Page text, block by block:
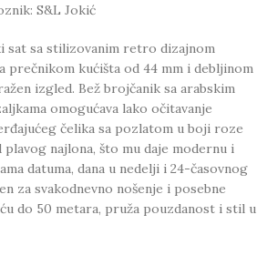
S&L Jokić
sat sa stilizovanim retro dizajnom
prečnikom kućišta od 44 mm i debljinom
izgled. Bež brojčanik sa arabskim
omogućava lako očitavanje
čelika sa pozlatom u boji roze
najlona, što mu daje modernu i
datuma, dana u nedelji i 24-časovnog
za svakodnevno nošenje i posebne
do 50 metara, pruža pouzdanost i stil u